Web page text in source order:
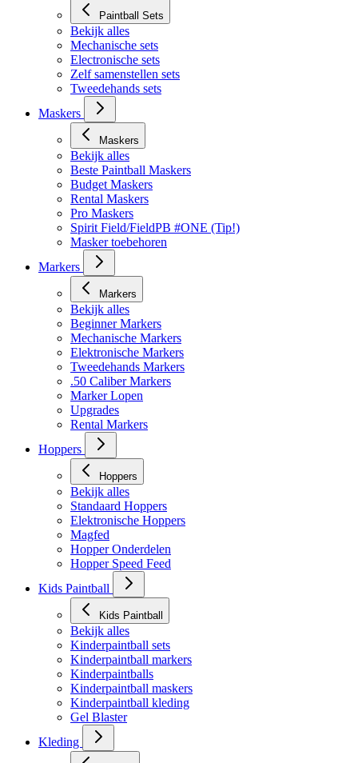
Paintball Sets
Paintball Sets
Bekijk alles
Mechanische sets
Electronische sets
Zelf samenstellen sets
Tweedehands sets
Maskers
Maskers
Bekijk alles
Beste Paintball Maskers
Budget Maskers
Rental Maskers
Pro Maskers
Spirit Field/FieldPB #ONE (Tip!)
Masker toebehoren
Markers
Markers
Bekijk alles
Beginner Markers
Mechanische Markers
Elektronische Markers
Tweedehands Markers
.50 Caliber Markers
Marker Lopen
Upgrades
Rental Markers
Hoppers
Hoppers
Bekijk alles
Standaard Hoppers
Elektronische Hoppers
Magfed
Hopper Onderdelen
Hopper Speed Feed
Kids Paintball
Kids Paintball
Bekijk alles
Kinderpaintball sets
Kinderpaintball markers
Kinderpaintballs
Kinderpaintball maskers
Kinderpaintball kleding
Gel Blaster